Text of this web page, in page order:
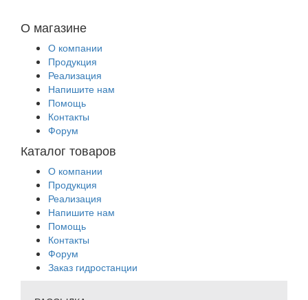
О магазине
О компании
Продукция
Реализация
Напишите нам
Помощь
Контакты
Форум
Каталог товаров
О компании
Продукция
Реализация
Напишите нам
Помощь
Контакты
Форум
Заказ гидростанции